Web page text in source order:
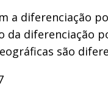
a diferenciação
diferenciação
são